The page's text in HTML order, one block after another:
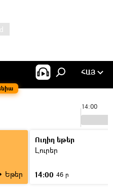
ՀԱՅ
14:00
Եթեր
Ուղիղ եթեր
Լուրեր
14:00 46 ր